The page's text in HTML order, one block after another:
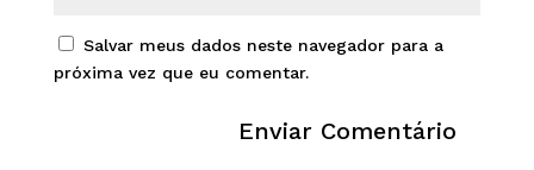
Salvar meus dados neste navegador para a
próxima vez que eu comentar.